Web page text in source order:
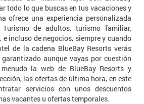
todo lo que buscas en tus vacaciones y
ofrece una experiencia personalizada
Turismo de adultos, turismo familiar,
incluso de negocios, siempre y cuando
de la cadena BlueBay Resorts verás
aunque vayas por cuestión
la web de BlueBay Resorts y
las ofertas de última hora, en este
servicios con unos descuentos
vacantes u ofertas temporales.